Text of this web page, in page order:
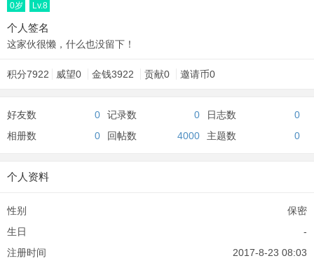
0岁 Lv.8
个人签名
这家伙很懒，什么也没留下！
积分7922 威望0 金钱3922 贡献0 邀请币0
好友数 0 记录数 0 日志数
0
相册数
0 回帖数 4000 主题数 0
个人资料
性别
保密
生日
-
注册时间
2017-8-23 08:03